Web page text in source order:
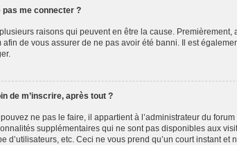
pas me connecter ?
raisons qui peuvent en être la cause.
afin de vous assurer de ne pas avoir été banni. Il est
de m’inscrire, après tout ?
ne pas le faire, il appartient à l’administrateur du
supplémentaires qui ne sont pas disponibles aux
d’utilisateurs, etc. Ceci ne vous prend qu’un court instant